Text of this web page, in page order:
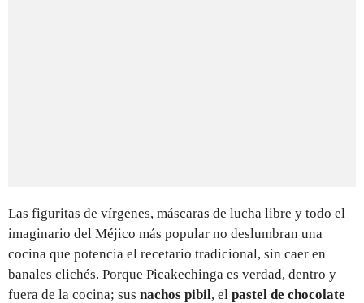
Las figuritas de vírgenes, máscaras de lucha libre y todo el
imaginario del Méjico más popular no deslumbran una
cocina que potencia el recetario tradicional, sin caer en
banales clichés. Porque Picakechinga es verdad, dentro y
fuera de la cocina; sus nachos pibil, el pastel de chocolate